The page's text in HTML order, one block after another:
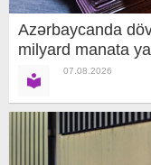
Azərbaycanda
milyard manata
07.08.2026